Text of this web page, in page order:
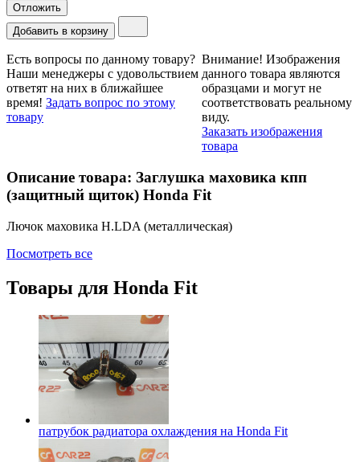
Отложить
Добавить в корзину
Есть вопросы по данному товару?
Наши менеджеры с удовольствием
ответят на них в ближайшее
время! Задать вопрос по этому
товару
Внимание! Изображения
данного товара являются
образцами и могут не
соответствовать реальному
виду.
Заказать изображения
товара
Описание товара: Заглушка маховика кпп
(защитный щиток) Honda Fit
Лючок маховика H.LDA (металлическая)
Посмотреть все
Товары для Honda Fit
патрубок радиатора охлаждения на Honda Fit